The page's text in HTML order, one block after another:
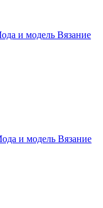
и модель Вязание
и модель Вязание